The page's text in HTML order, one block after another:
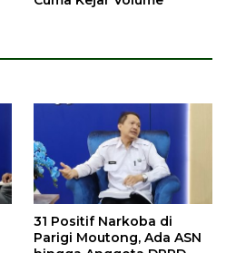
31 Positif Narkoba di
Parigi Moutong, Ada ASN